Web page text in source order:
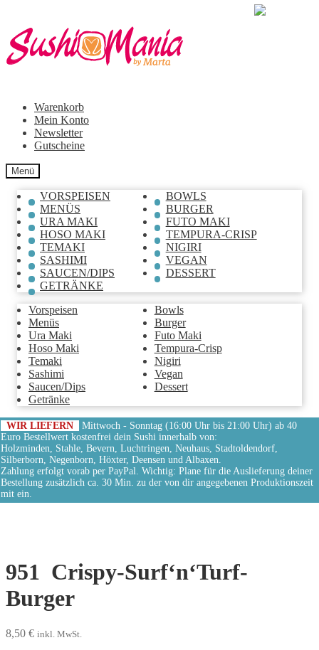
springen
springen
Warenkorb
Mein Konto
Newsletter
Gutscheine
Menü
VORSPEISEN
BOWLS
MENÜS
BURGER
URA MAKI
FUTO MAKI
HOSO MAKI
TEMPURA-CRISP
TEMAKI
NIGIRI
SASHIMI
VEGAN
SAUCEN/DIPS
DESSERT
GETRÄNKE
Vorspeisen
Bowls
Menüs
Burger
Ura Maki
Futo Maki
Hoso Maki
Tempura-Crisp
Temaki
Nigiri
Sashimi
Vegan
Saucen/Dips
Dessert
Getränke
WIR LIEFERN
Mittwoch - Sonntag (16:00 Uhr bis 21:00 Uhr) ab 40
Euro Bestellwert kostenfrei dein Sushi innerhalb von:
Holzminden, Stahle, Bevern, Luchtringen, Neuhaus, Stadtoldendorf,
Silberborn, Negenborn, Höxter, Deensen und Albaxen.
Zahlung erfolgt vorab per PayPal. Wichtig: Plane für die Auslieferung deiner
Bestellung zusätzlich ca. 30 Min. zu der von dir angegebenen Produktionszeit
mit ein.
951 Crispy-Surf‘n‘Turf-
Burger
8,50 € inkl. MwSt.